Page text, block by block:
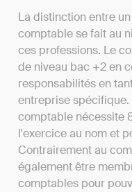
La distinction entre
comptable se fait au
ces professions. Le
de niveau bac +2 en
responsabilités en
entreprise
comptable nécessite
l'exercice au nom et
Contrairement au
également être
comptables pour